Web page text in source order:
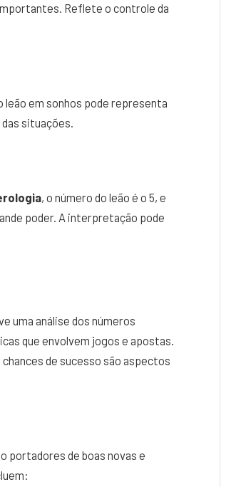
Reflete o controle da
leão em sonhos pode representa
situações.
, o número do leão é o 5, e
poder. A interpretação pode
uma análise dos números
que envolvem jogos e apostas.
de sucesso são aspectos
portadores de boas novas e